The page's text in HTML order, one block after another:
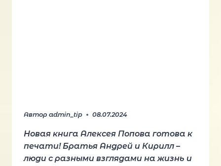
Автор admin_tip 08.07.2024
Новая книга Алексея Попова готова к
печати! Братья Андрей и Кирилл –
люди с разными взглядами на жизнь и